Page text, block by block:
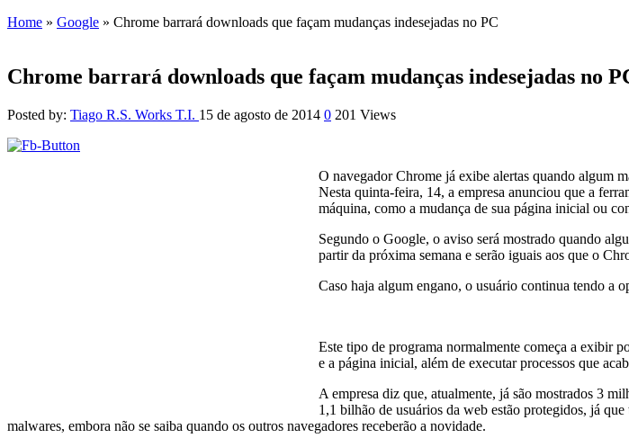
Home » Google » Chrome barrará downloads que façam mudanças indesejadas no PC
Chrome barrará downloads que façam mudanças indesejadas no
Posted by: Tiago R.S. Works T.I. 15 de agosto de 2014 0 201 Views
O navegador Chrome já exibe alertas quando algum
Nesta quinta-feira, 14, a empresa anunciou que a
máquina, como a mudança de sua página inicial ou
Segundo o Google, o aviso será mostrado quando
partir da próxima semana e serão iguais aos que o
Caso haja algum engano, o usuário continua tendo a
Este tipo de programa normalmente começa a exibir
e a página inicial, além de executar processos que
A empresa diz que, atualmente, já são mostrados 3
1,1 bilhão de usuários da web estão protegidos, já
malwares, embora não se saiba quando os outros navegadores receberão a novidade.